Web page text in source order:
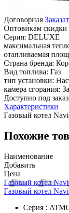
Договорная
Оптовикам скидки
Серия: DELUXE
максимальная
отапливаемая
Страна бренда:
Вид топлива: Газ
тип установки:
камера сгорания:
Доступно под
Характеристики
Газовый котел
Похожие
Наименование
Добавить
Цена
Газовый котел
Газовый котел
Серия :